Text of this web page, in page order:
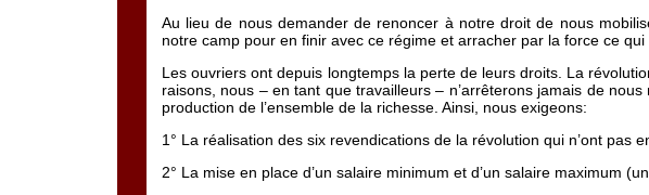
Au lieu de nous demander de renoncer à notre droit de nous
notre camp pour en finir avec ce régime et arracher par la force ce qui
Les ouvriers ont depuis longtemps la perte de leurs droits. La
raisons, nous – en tant que travailleurs – n’arrêterons jamais de
production de l’ensemble de la richesse. Ainsi, nous exigeons:
1° La réalisation des six revendications de la révolution qui n’ont pas
2° La mise en place d’un salaire minimum et d’un salaire maximum